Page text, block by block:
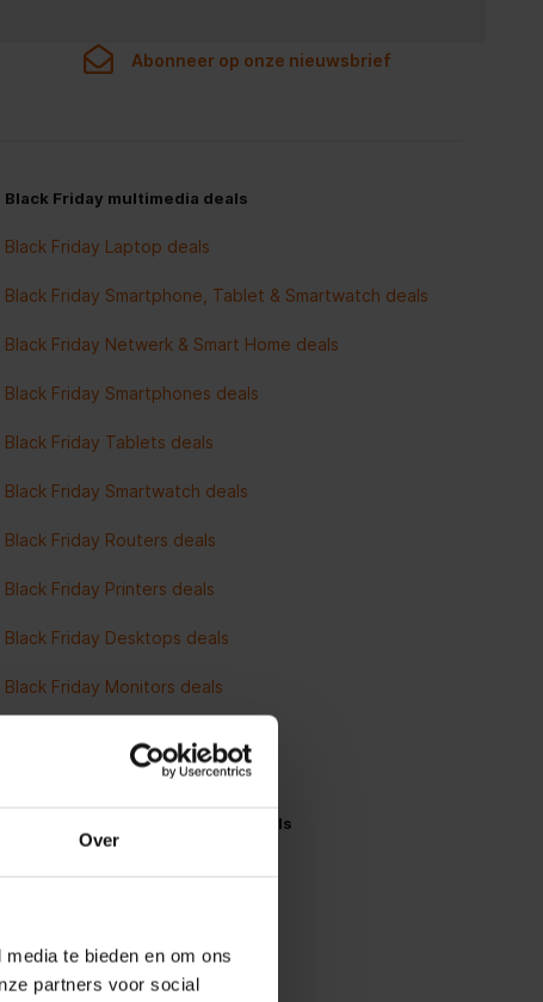
Over
te bieden en om ons
partners voor social
Abonneer op onze nieuwsbrief
Black Friday multimedia deals
Black Friday Laptop deals
Black Friday Smartphone, Tablet & Smartwatch deals
Black Friday Netwerk & Smart Home deals
Black Friday Smartphones deals
Black Friday Tablets deals
Black Friday Smartwatch deals
Black Friday Routers deals
Black Friday Printers deals
Black Friday Desktops deals
Black Friday Monitors deals
Black Friday koken en wonen deals
Black Friday Koelkast deals